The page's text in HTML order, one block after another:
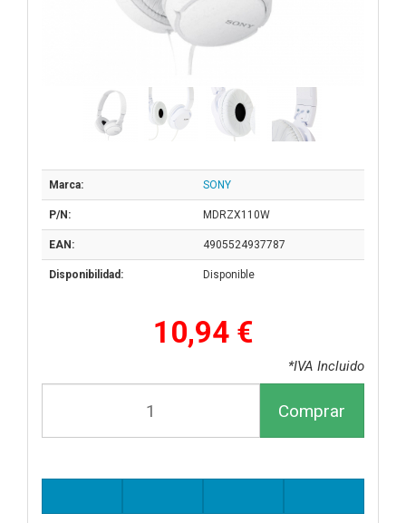
Marca: SONY
P/N: MDRZX110W
EAN: 4905524937787
Disponibilidad: Disponible
10,94 €
*IVA Incluido
Comprar